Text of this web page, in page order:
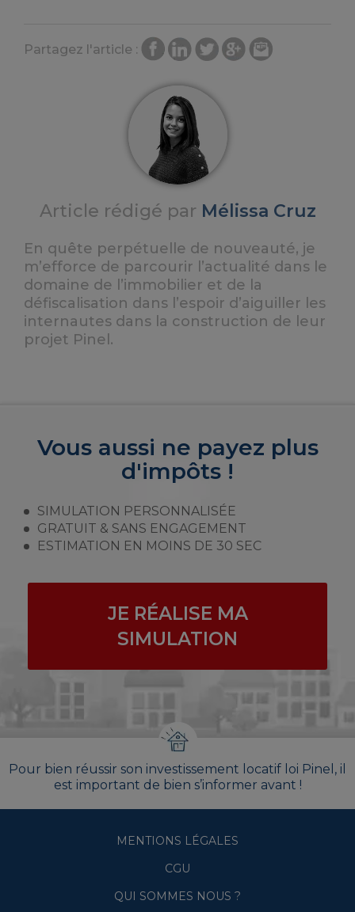
Partagez l'article :
Article rédigé par Mélissa Cruz
En quête perpétuelle de nouveauté, je
m’efforce de parcourir l’actualité dans le
domaine de l’immobilier et de la
défiscalisation dans l’espoir d’aiguiller les
internautes dans la construction de leur
projet Pinel.
Vous aussi ne payez plus
d'impôts !
SIMULATION PERSONNALISÉE
GRATUIT & SANS ENGAGEMENT
ESTIMATION EN MOINS DE 30 SEC
JE RÉALISE MA
SIMULATION
Pour bien réussir son investissement locatif loi Pinel, il
est important de bien s’informer avant !
MENTIONS LÉGALES
CGU
QUI SOMMES NOUS ?